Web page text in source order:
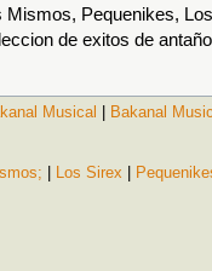
Pequenikes,
de exitos de
Musical
Bakanal
Los Sirex